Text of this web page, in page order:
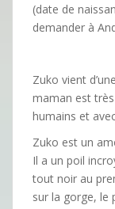
(date de
demander à
Zuko vient
maman est
humains et
Zuko est un
Il a un poil
tout noir au
sur la gorge, le